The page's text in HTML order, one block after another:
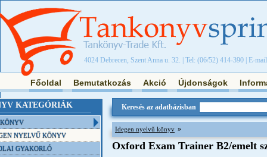
4024 Debrecen, Szent Anna u. 32. | Tel: (06/52) 414-390 | E-
Főoldal Bemutatkozás Akció Újdonságok
KATEGÓRIÁK
NYELVŰ KÖNYV
GYAKORLÓ
Keresés az adatbázisban
Idegen nyelvű könyv »
Oxford Exam Trainer B2/emelt